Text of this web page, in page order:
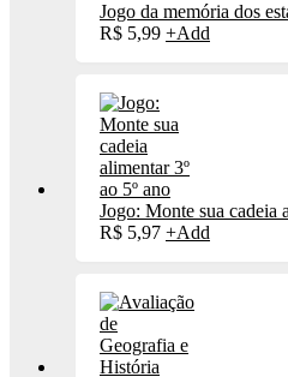
Jogo da memória dos
R$ 5,99 +Add
Jogo: Monte sua cadeia
R$ 5,97 +Add